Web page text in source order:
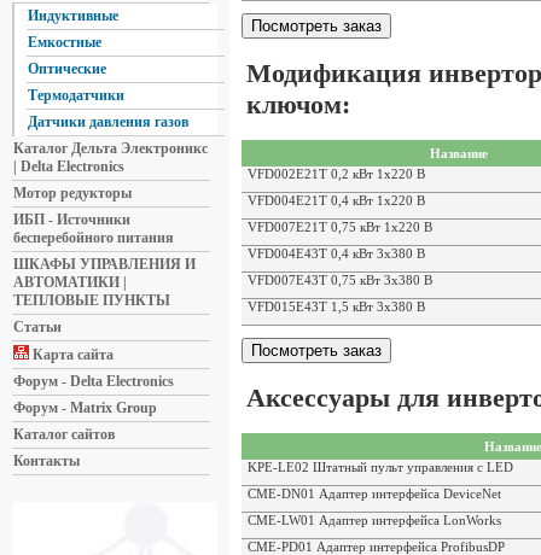
Индуктивные
Емкостные
Оптические
Термодатчики
Датчики давления газов
Каталог Дельта Электроникс
| Delta Electronics
Мотор редукторы
ИБП - Источники
бесперебойного питания
ШКАФЫ УПРАВЛЕНИЯ И
АВТОМАТИКИ |
ТЕПЛОВЫЕ ПУНКТЫ
Статьи
Карта сайта
Форум - Delta Electronics
Форум - Matrix Group
Каталог сайтов
Контакты
Модификация
ключом:
Название
VFD002E21T 0,2 кВт 1х220 В
VFD004E21T 0,4 кВт 1х220 В
VFD007E21T 0,75 кВт 1х220 В
VFD004E43T 0,4 кВт 3х380 В
VFD007E43T 0,75 кВт 3х380 В
VFD015E43T 1,5 кВт 3х380 В
Аксессуары для
Название
KPE-LE02 Штатный пульт управления с LED
CME-DN01 Адаптер интерфейса DeviceNet
CME-LW01 Адаптер интерфейса LonWorks
CME-PD01 Адаптер интерфейса ProfibusDP